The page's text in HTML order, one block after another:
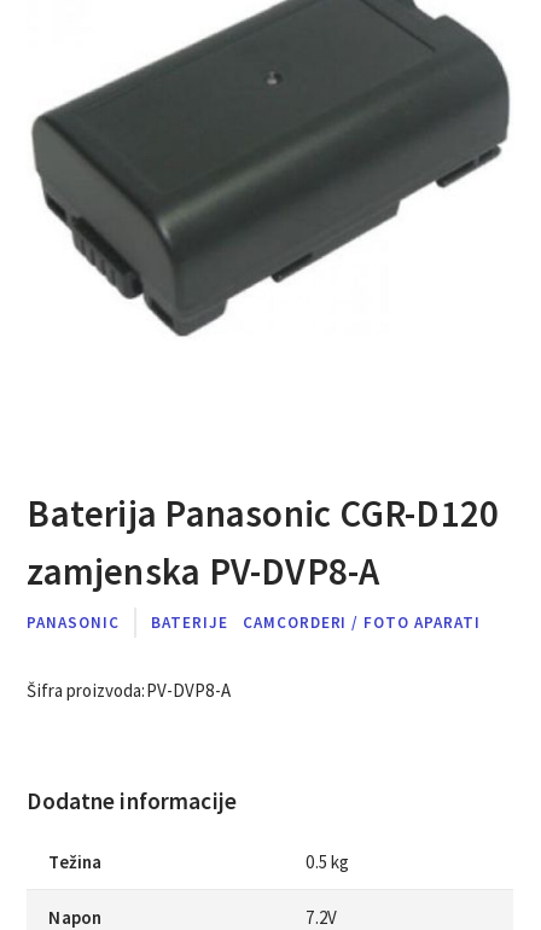
Baterija Panasonic CGR-D120
zamjenska PV-DVP8-A
PANASONIC BATERIJE CAMCORDERI / FOTO APARATI
Šifra proizvoda:PV-DVP8-A
Dodatne informacije
Težina 0.5 kg
Napon 7.2V